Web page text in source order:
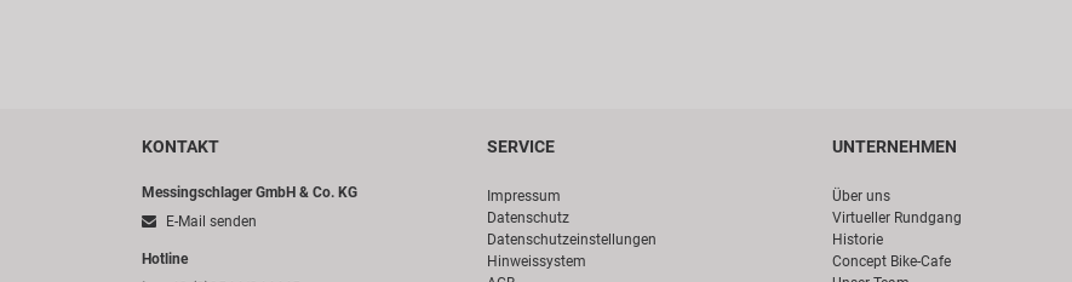
KONTAKT
Messingschlager GmbH & Co. KG
E-Mail senden
Hotline
SERVICE
Impressum
Datenschutz
Datenschutzeinstellungen
Hinweissystem
UNTERNEHMEN
Über uns
Virtueller Rundgang
Historie
Concept Bike-Cafe